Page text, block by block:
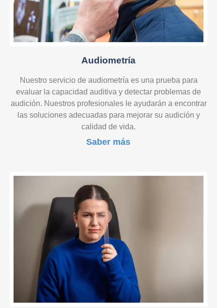
Audiometría
Nuestro servicio de audiometría es una prueba para
evaluar la capacidad auditiva y detectar problemas de
audición. Nuestros profesionales le ayudarán a encontrar
las soluciones adecuadas para mejorar su audición y
calidad de vida.
Saber más